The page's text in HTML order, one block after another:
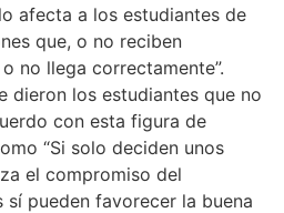
afecta a los estudiantes de
que, o no reciben
no llega correctamente”.
dieron los estudiantes que no
con esta figura de
“Si solo deciden unos
el compromiso del
sí pueden favorecer la buena